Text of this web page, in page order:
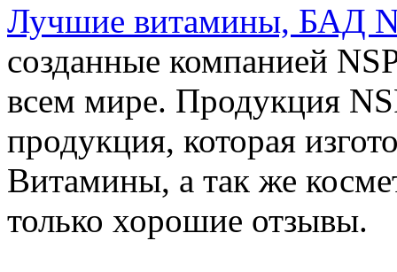
Лучшие витамины, БАД
созданные компанией
всем мире. Продукция
продукция, которая
Витамины, а так же
только хорошие отзывы.